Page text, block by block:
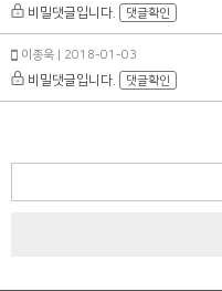
비밀댓글입니다.
댓글확인
이종욱 | 2018-01-03
비밀댓글입니다.
댓글확인